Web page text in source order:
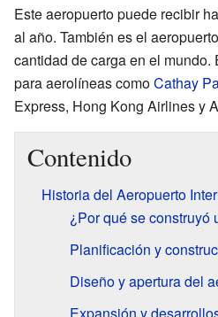
Este aeropuerto puede recibir
al año. También es el
cantidad de carga en el mundo.
para aerolíneas comoCathay
Express, Hong Kong Airlines y
Contenido
Historia del Aeropuerto
¿Por qué se construyó
Planificación y
Diseño y apertura del
Expansión y